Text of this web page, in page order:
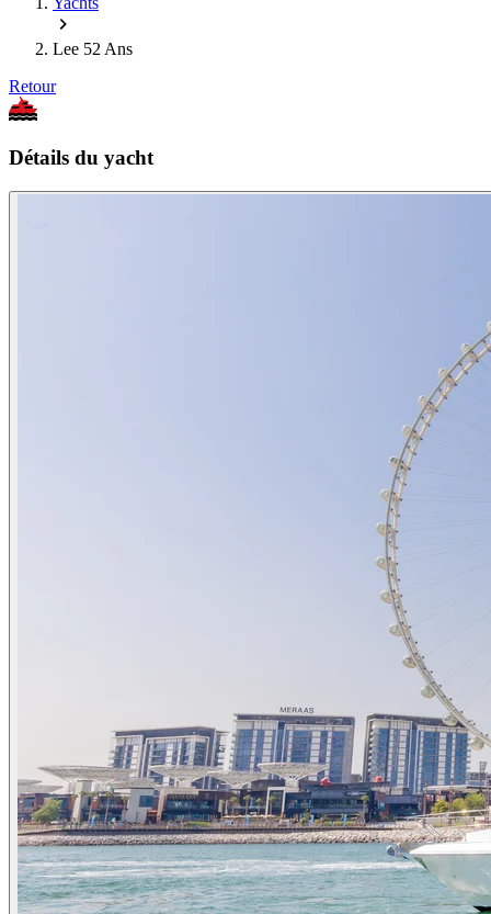
Lee 52 Ans
Retour
Détails du yacht